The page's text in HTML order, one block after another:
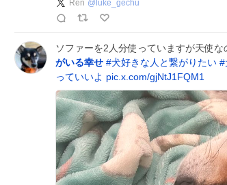
Ren @ luke_gechu
ソファーを2人分使っていますが天使
がいる幸せ #犬好きな人と繋がりたい #
っていいよ pic.x.com/gjNtJ1FQM1